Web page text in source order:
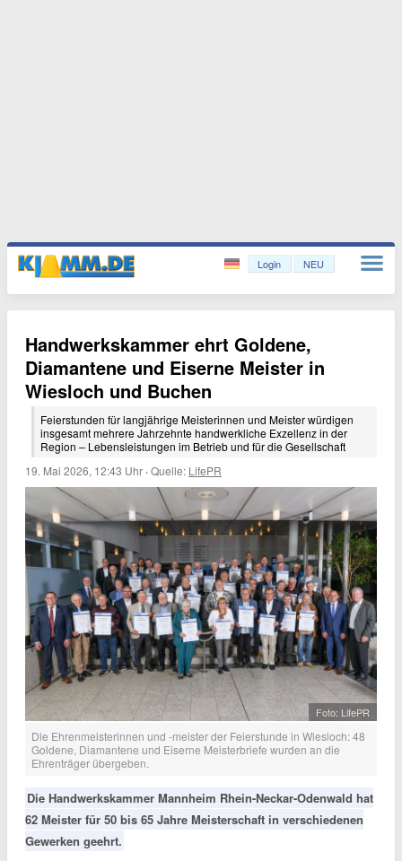
Login NEU
Handwerkskammer ehrt Goldene,
Diamantene und Eiserne Meister in
Wiesloch und Buchen
Feierstunden für langjährige Meisterinnen und Meister würdigen
insgesamt mehrere Jahrzehnte handwerkliche Exzellenz in der
Region – Lebensleistungen im Betrieb und für die Gesellschaft
19. Mai 2026, 12:43 Uhr ·Quelle: LifePR
Foto: LifePR
Die Ehrenmeisterinnen und -meister der Feierstunde in Wiesloch: 48
Goldene, Diamantene und Eiserne Meisterbriefe wurden an die
Ehrenträger übergeben.
Die Handwerkskammer Mannheim Rhein-Neckar-Odenwald hat
62 Meister für 50 bis 65 Jahre Meisterschaft in verschiedenen
Gewerken geehrt.